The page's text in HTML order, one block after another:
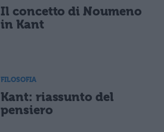
Il concetto di Noumeno
in Kant
FILOSOFIA
Kant: riassunto del
pensiero